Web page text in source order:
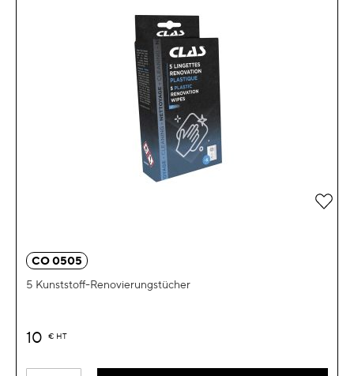
CO 0505
5 Kunststoff-Renovierungstücher
10 € HT
Zur